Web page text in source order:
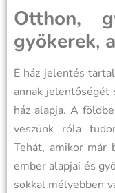
Otthon,
gyökerek,
E ház jelentés
annak
ház alapja. A
veszünk róla
Tehát, amikor már
ember alapjai és
sokkal mélyebben